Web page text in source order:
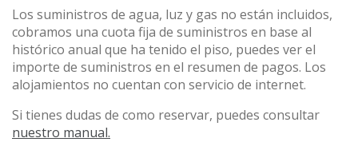
Los suministros de agua, luz y gas no están incluidos,
cobramos una cuota fija de suministros en base al
histórico anual que ha tenido el piso, puedes ver el
importe de suministros en el resumen de pagos. Los
alojamientos no cuentan con servicio de internet.
Si tienes dudas de como reservar, puedes consultar
nuestro manual.